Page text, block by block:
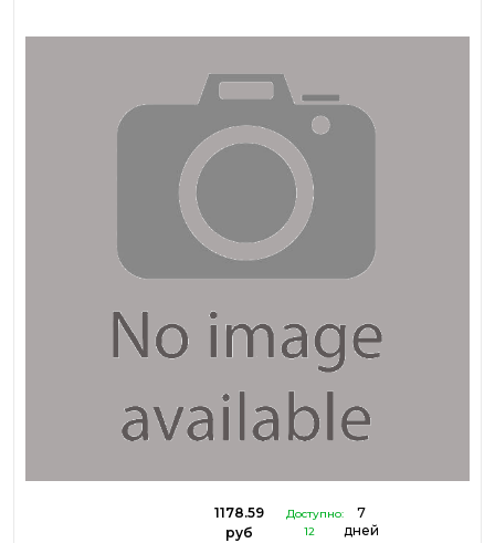
1178.59
руб
Доступно:
12
7
дней